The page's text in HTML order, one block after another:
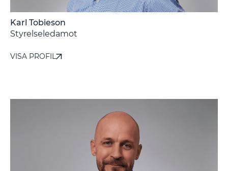
Karl Tobieson
-Styrelseledamot
VISA PROFIL